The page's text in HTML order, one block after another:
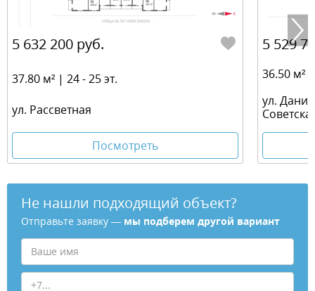
5 632 200 руб.
37.80 м² | 24 - 25 эт.
ул. Рассветная
Посмотреть
5 529
36.50 м²
ул.
Не нашли подходящий объект?
Отправьте заявку — мы подберем другой вариант